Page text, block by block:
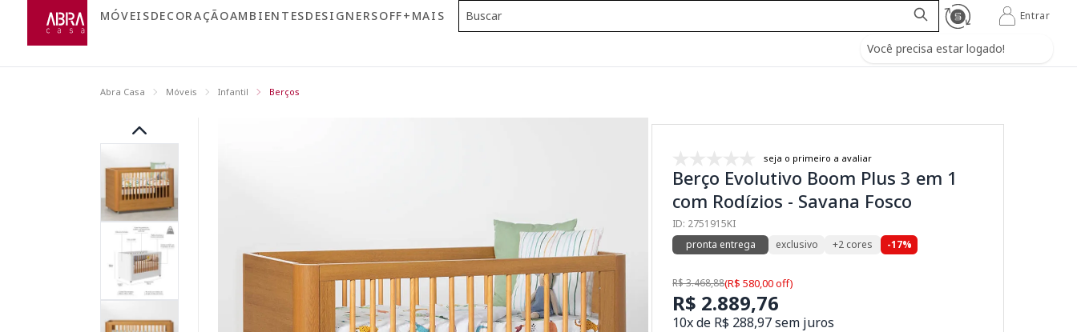
MÓVEISDECORAÇÃOAMBIENTESDESIGNERSOFF+MAIS
Você precisa estar logado!
Entrar
Abra Casa Móveis Infantil Berços
seja o primeiro a avaliar
Berço Evolutivo Boom Plus 3 em 1
com Rodízios - Savana Fosco
ID: 2751915KI
pronta entrega
exclusivo +2 cores -17%
R$ 3.468,88(R$ 580,00 off)
R$ 2.889,76
10x de R$ 288,97 sem juros